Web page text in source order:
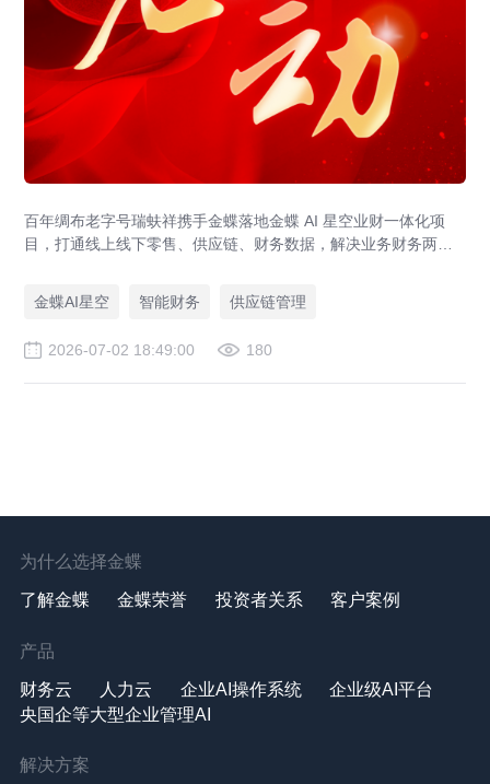
百年绸布老字号瑞蚨祥携手金蝶落地金蝶 AI 星空业财一体化项
目，打通线上线下零售、供应链、财务数据，解决业务财务两张
金蝶AI星空
智能财务 供应链管理
2026-07-02 18:49:00 180
为什么选择金蝶
了解金蝶 金蝶荣誉 投资者关系 客户案例
产品
财务云 人力云 企业AI操作系统
企业级AI平台
央国企等大型企业管理AI
解决方案